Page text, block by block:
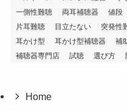
一側性難聴
両耳補聴器 値段
片耳難聴
目立たない 突発性
耳かけ型
耳かけ型補聴器 補
補聴器専門店
試聴 選び方
Home